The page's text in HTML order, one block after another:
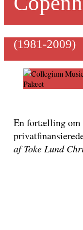
(1981-2009)
En fortælling om
af Toke Lund